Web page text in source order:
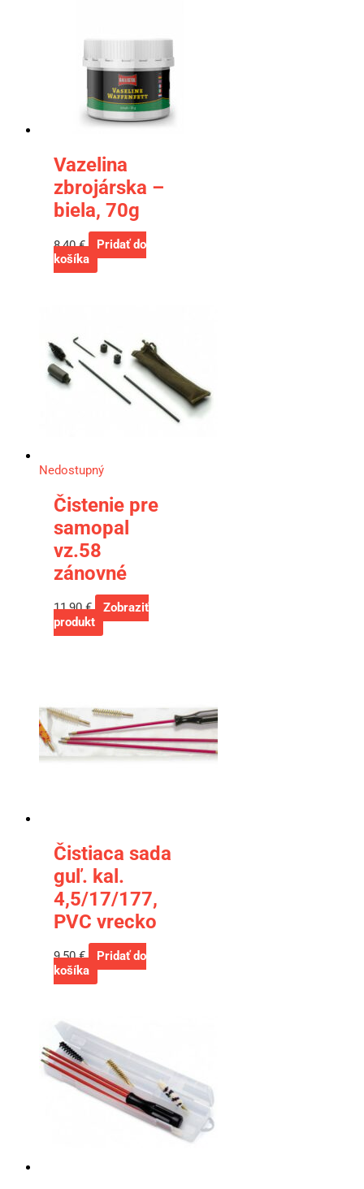
Vazelina
zbrojárska –
biela, 70g
8,40€
Pridať do
košíka
Nedostupný
Čistenie pre
samopal
vz.58
zánovné
11,90€
Zobraziť
produkt
Čistiaca sada
guľ. kal.
4,5/17/177,
PVC vrecko
9,50€
Pridať do
košíka